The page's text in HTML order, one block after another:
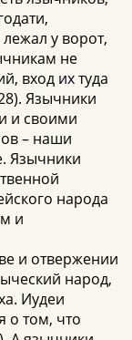
у ворот,
не
вход их туда
Язычники
и своими
– наши
Язычники
народа
и
и отвержении
народ,
Иудеи
о том, что